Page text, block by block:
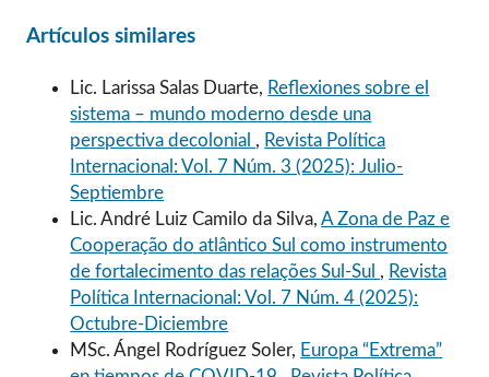
Artículos similares
Lic. Larissa Salas Duarte, Reflexiones sobre el
sistema – mundo moderno desde una
perspectiva decolonial , Revista Política
Internacional: Vol. 7 Núm. 3 (2025): Julio-
Septiembre
Lic. André Luiz Camilo da Silva,A Zona de Paz e
Cooperação do atlântico Sul como instrumento
de fortalecimento das relações Sul-Sul , Revista
Política Internacional: Vol. 7 Núm. 4 (2025):
Octubre-Diciembre
MSc. Ángel Rodríguez Soler, Europa “Extrema”